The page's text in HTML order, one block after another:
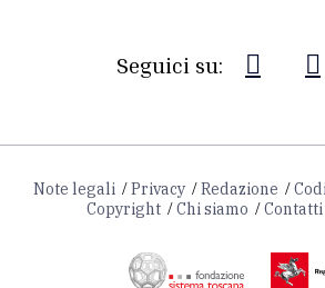
Seguici su:
Note legali Privacy Redazione
Copyright
Chi siamo Contatti